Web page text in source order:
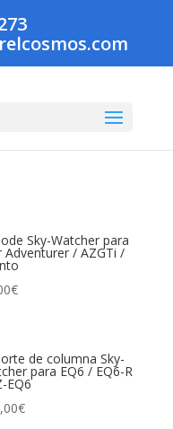
Sky-Watcher para
Adventurer / AZGTi /
€
de columna Sky-
para EQ6 / EQ6-R
EQ6
€